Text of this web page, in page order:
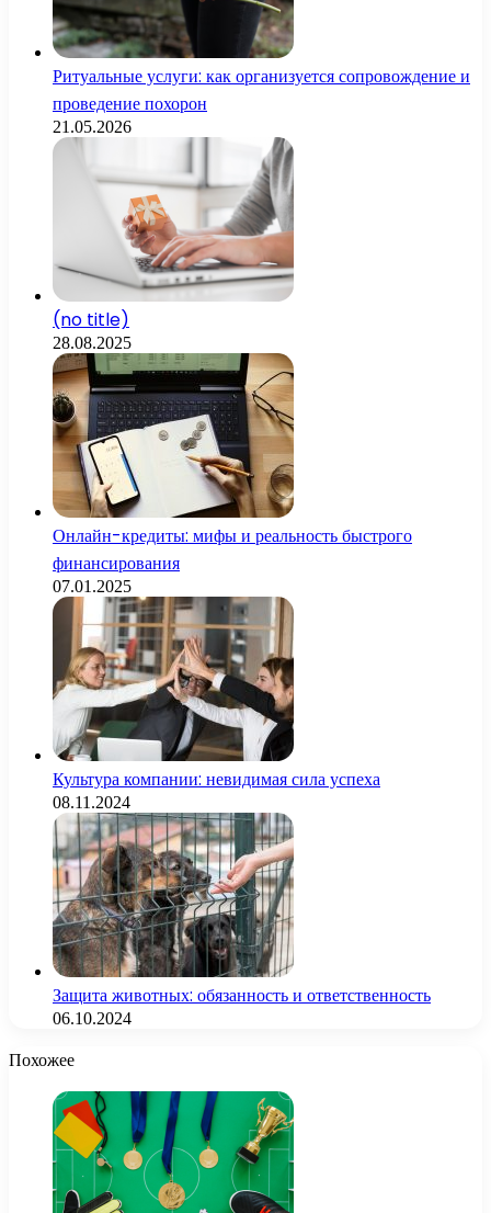
Ритуальные услуги: как организуется сопровождение и
проведение похорон
21.05.2026
(no title)
28.08.2025
Онлайн-кредиты: мифы и реальность быстрого
финансирования
07.01.2025
Культура компании: невидимая сила успеха
08.11.2024
Защита животных: обязанность и ответственность
06.10.2024
Похожее